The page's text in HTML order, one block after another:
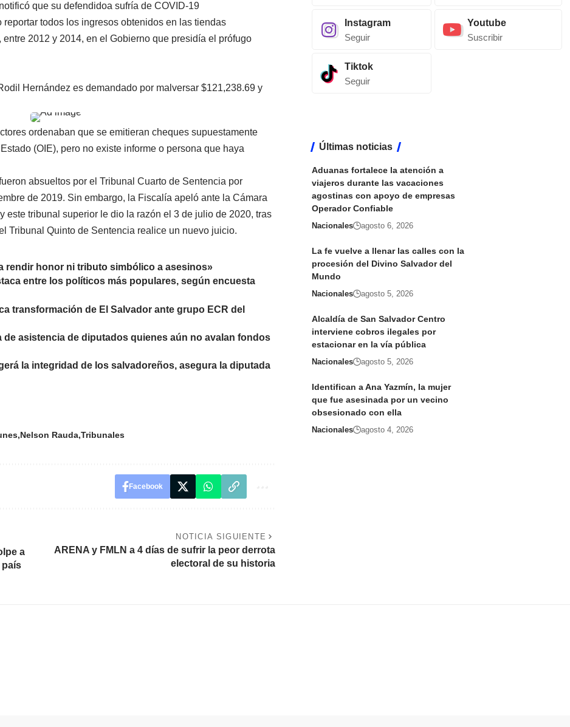
que su defendidoa sufría de COVID-19
todos los ingresos obtenidos en las tiendas
2012 y 2014, en el Gobierno que presidía el prófugo
Hernández es demandado por malversar $121,238.69 y
ordenaban que se emitieran cheques supuestamente
(OIE), pero no existe informe o persona que haya
absueltos por el Tribunal Cuarto de Sentencia por
de 2019. Sin embargo, la Fiscalía apeló ante la Cámara
este tribunal superior le dio la razón el 3 de julio de 2020, tras
Tribunal Quinto de Sentencia realice un nuevo juicio.
rendir honor ni tributo simbólico a asesinos»
entre los políticos más populares, según encuesta
transformación de El Salvador ante grupo ECR del
de asistencia de diputados quienes aún no avalan fondos
la integridad de los salvadoreños, asegura la diputada
Nelson Rauda Tribunales
Facebook
a
país
NOTICIA SIGUIENTE
ARENA y FMLN a 4 días de sufrir la peor derrota
electoral de su historia
Instagram
Seguir
Youtube
Suscribir
Tiktok
Seguir
Últimas noticias
Aduanas fortalece la atención a
viajeros durante las vacaciones
agostinas con apoyo de empresas
Operador Confiable
Nacionales agosto 6, 2026
La fe vuelve a llenar las calles con la
procesión del Divino Salvador del
Mundo
Nacionales agosto 5, 2026
Alcaldía de San Salvador Centro
interviene cobros ilegales por
estacionar en la vía pública
Nacionales agosto 5, 2026
Identifican a Ana Yazmín, la mujer
que fue asesinada por un vecino
obsesionado con ella
Nacionales agosto 4, 2026